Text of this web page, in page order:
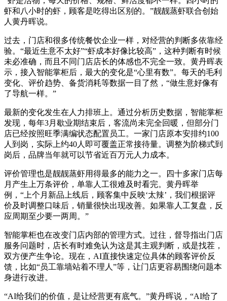
虾和八小时的虾，顾客是吃得出区别的。”靓靓蒸虾联合创始
人黄丹晖说。
过去，门店和很多传统餐饮企业一样，对经营的判断多依靠经
验。“最近生意不太好”“虾成本好像比较高”，这种判断有时候
未必准确，而且不同门店店长的体感也不完全一致。黄丹晖表
示，接入智能掌柜后，最大的变化是“心里有数”。每天的毛利
变化、评价趋势、备货消耗等数据一目了然，“做生意好像有
了导航一样。”
最新的变化发生在人力排班上。通过分析历史数据，智能掌柜
发现，每年3月歇业期结束后，客流尚未完全回暖，但部分门
店已经按照旺季满编状态配置员工。一家门店原本安排约100
人到岗，实际上约40人即可覆盖正常接待量。调整为阶梯式到
岗后，品牌当年就可以节省近百万元人力成本。
评价管理也是靓靓蒸虾用得最多的能力之一。四十多家门店每
月产生上万条评价，单靠人工很难及时看完。黄丹晖举
例，“上个月新品上线后，顾客集中反映‘太辣’，我们根据评
价及时调整口味后，销量很快出现改善。如果靠人工复盘，反
应周期至少要一两周。”
智能掌柜也在改变门店内部的管理方式。过往，督导指出门店
服务问题时，店长有时难免认为这是其主观判断，或是找茬，
双方便产生争论。现在，AI直接快速定位具体的顾客评价反
馈，比如“员工靠墙站着不理人”等，让门店更容易围绕问题本
身进行改进。
“AI给我们的价值，是让经营更有底气。”黄丹晖说，“AI给了